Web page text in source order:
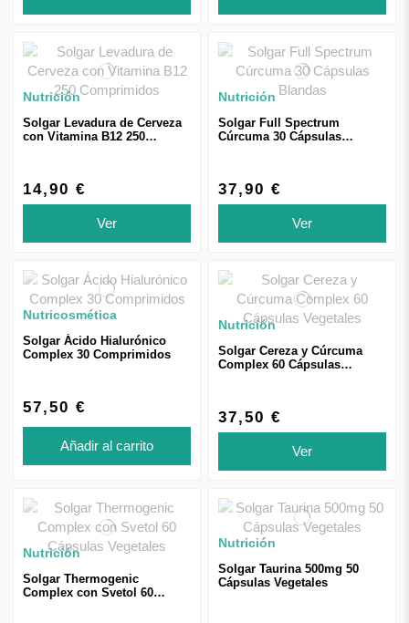
Nutrición
Solgar Levadura de Cerveza
con Vitamina B12 250
14,90 €
Ver
Nutrición
Solgar Full Spectrum
Cúrcuma 30 Cápsulas
37,90 €
Ver
Nutricosmética
Solgar Ácido Hialurónico
Complex 30 Comprimidos
57,50 €
Añadir al carrito
Nutrición
Solgar Cereza y Cúrcuma
Complex 60 Cápsulas
37,50 €
Ver
Nutrición
Solgar Thermogenic
Complex con Svetol 60
Nutrición
Solgar Taurina 500mg 50
Cápsulas Vegetales